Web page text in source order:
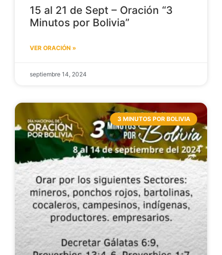
15 al 21 de Sept – Oración “3
Minutos por Bolivia”
VER ORACIÓN »
septiembre 14, 2024
3 MINUTOS POR BOLIVIA